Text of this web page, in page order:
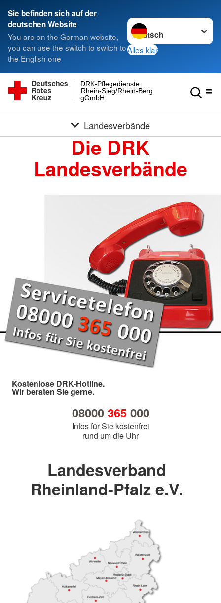
Sie befinden sich auf der
deutschen Website
You are on the German website,
you can use the switch to switch to
the English one
Sprache wechseln zu
Alles klar
gGmbH
Rhein-Sieg/Rhein-Berg
DRK-Pflegedienste
Landesverbände
Die DRK
Landesverbände
Kostenlose DRK-Hotline.
Wir beraten Sie gerne.
08000 365000
Infos für Sie kostenfrei
rund um die Uhr
Landesverband
Rheinland-Pfalz e.V.